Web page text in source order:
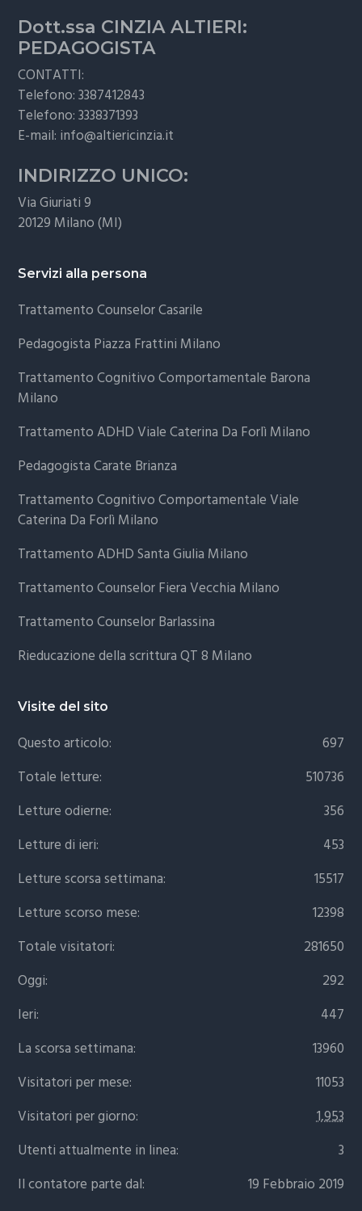
Dott.ssa CINZIA ALTIERI:
PEDAGOGISTA
CONTATTI:
Telefono: 3387412843
Telefono: 3338371393
E-mail: info@altiericinzia.it
INDIRIZZO UNICO:
Via Giuriati 9
20129 Milano (MI)
Servizi alla persona
Trattamento Counselor Casarile
Pedagogista Piazza Frattini Milano
Trattamento Cognitivo Comportamentale Barona
Milano
Trattamento ADHD Viale Caterina Da Forlì Milano
Pedagogista Carate Brianza
Trattamento Cognitivo Comportamentale Viale
Caterina Da Forlì Milano
Trattamento ADHD Santa Giulia Milano
Trattamento Counselor Fiera Vecchia Milano
Trattamento Counselor Barlassina
Rieducazione della scrittura QT 8 Milano
Visite del sito
697
Questo articolo:
510736
Totale letture:
356
Letture odierne:
453
Letture di ieri:
15517
Letture scorsa settimana:
12398
Letture scorso mese:
281650
Totale visitatori:
292
Oggi:
447
Ieri:
13960
La scorsa settimana:
11053
Visitatori per mese:
1,953
Visitatori per giorno:
3
Utenti attualmente in linea:
19 Febbraio 2019
Il contatore parte dal: